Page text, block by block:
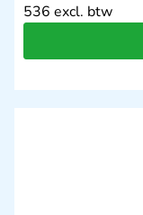
536 excl. btw